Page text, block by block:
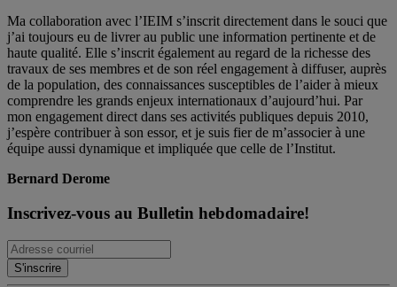
Ma collaboration avec l’IEIM s’inscrit directement dans le souci que
j’ai toujours eu de livrer au public une information pertinente et de
haute qualité. Elle s’inscrit également au regard de la richesse des
travaux de ses membres et de son réel engagement à diffuser, auprès
de la population, des connaissances susceptibles de l’aider à mieux
comprendre les grands enjeux internationaux d’aujourd’hui. Par
mon engagement direct dans ses activités publiques depuis 2010,
j’espère contribuer à son essor, et je suis fier de m’associer à une
équipe aussi dynamique et impliquée que celle de l’Institut.
Bernard Derome
Inscrivez-vous au Bulletin hebdomadaire!